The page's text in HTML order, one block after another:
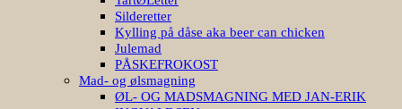
Silderetter
Kylling på dåse aka beer can chicken
Julemad
PÅSKEFROKOST
Mad- og ølsmagning
ØL- OG MADSMAGNING MED JAN-ERIK